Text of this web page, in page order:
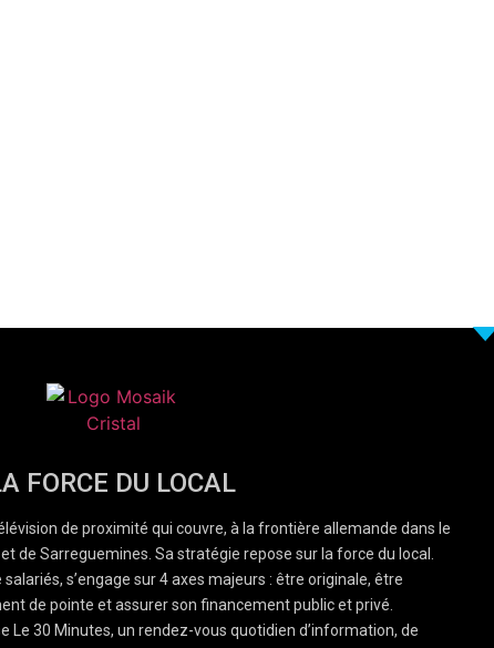
FORCE DU LOCAL
de proximité qui couvre, à la frontière allemande dans le
de Sarreguemines. Sa stratégie repose sur la force du local.
salariés, s’engage sur 4 axes majeurs : être originale, être
de pointe et assurer son financement public et privé.
Le 30 Minutes, un rendez-vous quotidien d’information, de